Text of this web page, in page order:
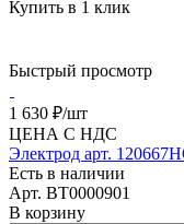
Купить в 1 клик
Быстрый просмотр
1 630 ₽/шт
ЦЕНА С НДС
Электрод арт.
Есть в наличии
Арт. BT0000901
В корзину